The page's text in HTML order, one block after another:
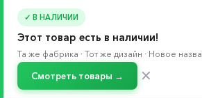
✓ В НАЛИЧИИ
Этот товар есть в наличии!
Та же фабрика · Тот же дизайн · Новое
Смотреть товары → ✕